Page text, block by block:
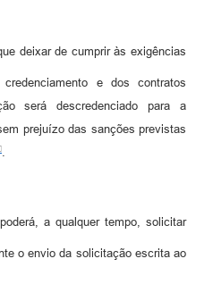
deixar de cumprir às exigências
e dos contratos
será descredenciado para a
prejuízo das sanções previstas
.
a qualquer tempo, solicitar
o envio da solicitação escrita ao